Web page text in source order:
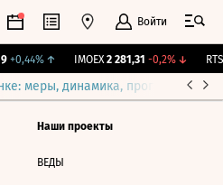
Войти
+0,44%↑ IMOEX 2 281,31 -0,2%↓ RTSI
меры, динамика, прогнозы
Наши проекты
ВЕДЫ